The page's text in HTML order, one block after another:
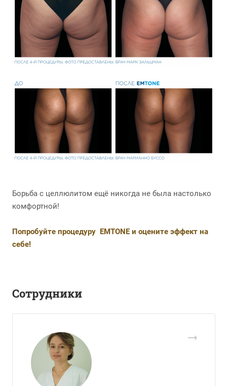
Борьба с целлюлитом ещё никогда не была настолько
комфортной!
Попробуйте процедуру EMTONE и оцените эффект на
себе!
Сотрудники